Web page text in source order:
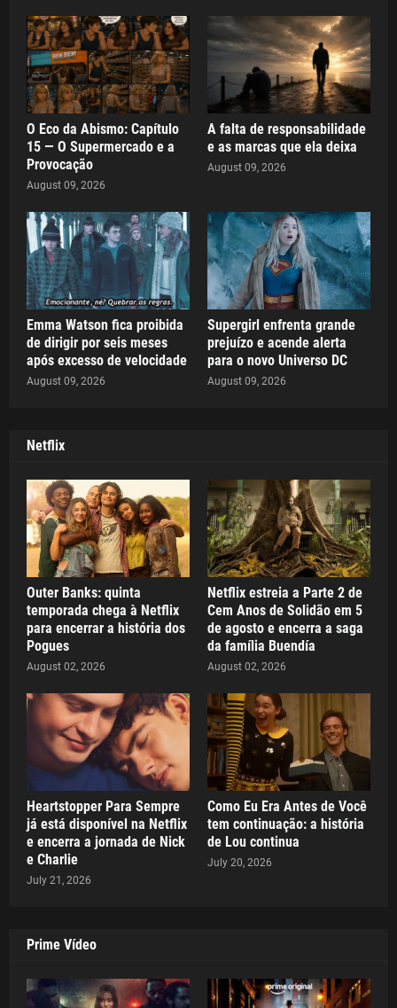
O Eco da Abismo: Capítulo
15 — O Supermercado e a
Provocação
August 09, 2026
A falta de responsabilidade
e as marcas que ela deixa
August 09, 2026
Emma Watson fica proibida
de dirigir por seis meses
após excesso de velocidade
August 09, 2026
Supergirl enfrenta grande
prejuízo e acende alerta
para o novo Universo DC
August 09, 2026
Netflix
Outer Banks: quinta
temporada chega à Netflix
para encerrar a história dos
Pogues
August 02, 2026
Netflix estreia a Parte 2 de
Cem Anos de Solidão em 5
de agosto e encerra a saga
da família Buendía
August 02, 2026
Heartstopper Para Sempre
já está disponível na Netflix
e encerra a jornada de Nick
e Charlie
July 21, 2026
Como Eu Era Antes de Você
tem continuação: a história
de Lou continua
July 20, 2026
Prime Vídeo